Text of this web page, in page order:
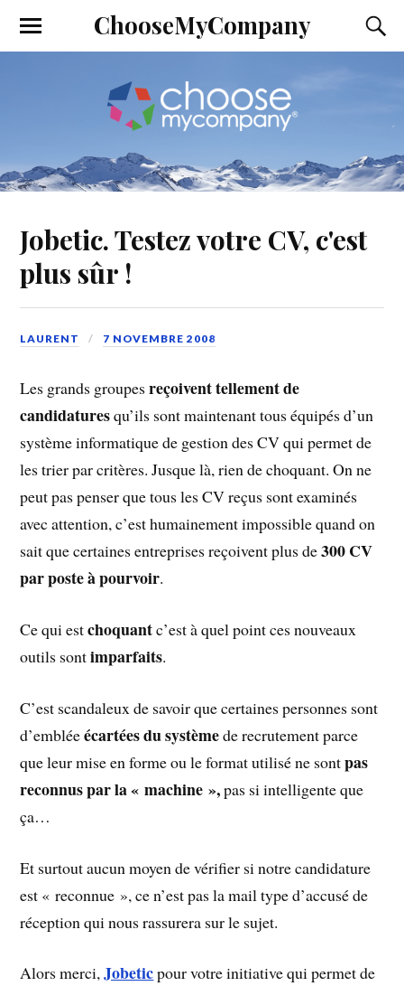
ChooseMyCompany
Jobetic. Testez votre CV, c'est
plus sûr !
LAURENT 7 NOVEMBRE 2008
Les grands groupesreçoivent tellement de
candidaturesqu’ils sont maintenant tous équipés d’un
système informatique de gestion des CV qui permet de
les trier par critères. Jusque là, rien de choquant. On ne
peut pas penser que tous les CV reçus sont examinés
avec attention, c’est humainement impossible quand on
sait que certaines entreprises reçoivent plus de300 CV
par poste à pourvoir.
Ce qui estchoquantc’est à quel point ces nouveaux
outils sontimparfaits.
C’est scandaleux de savoir que certaines personnes sont
d’embléeécartées du systèmede recrutement parce
que leur mise en forme ou le format utilisé ne sontpas
reconnus par la « machine »,pas si intelligente que
ça…
Et surtout aucun moyen de vérifier si notre candidature
est « reconnue », ce n’est pas la mail type d’accusé de
réception qui nous rassurera sur le sujet.
Alors merci,Jobeticpour votre initiative qui permet de